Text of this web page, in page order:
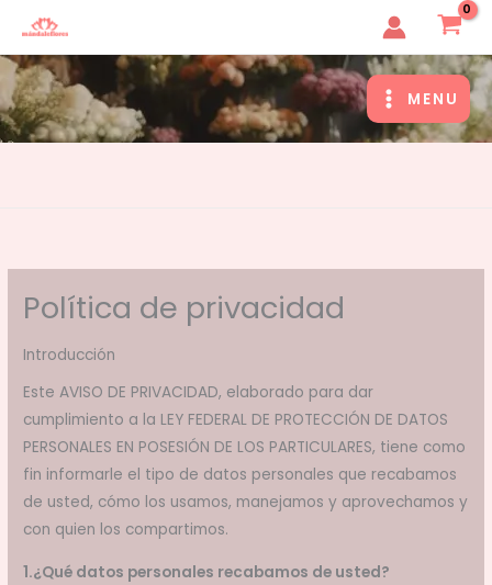
contenido
MAIN
MENU
Política de privacidad
Introducción
Este AVISO DE PRIVACIDAD, elaborado para dar
cumplimiento a la LEY FEDERAL DE PROTECCIÓN DE DATOS
PERSONALES EN POSESIÓN DE LOS PARTICULARES, tiene como
fin informarle el tipo de datos personales que recabamos
de usted, cómo los usamos, manejamos y aprovechamos y
con quien los compartimos.
1.¿Qué datos personales recabamos de usted?